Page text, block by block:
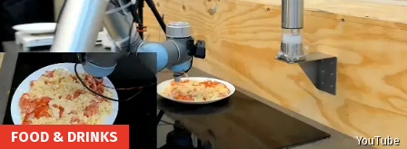
YouTube
FOOD & DRINKS